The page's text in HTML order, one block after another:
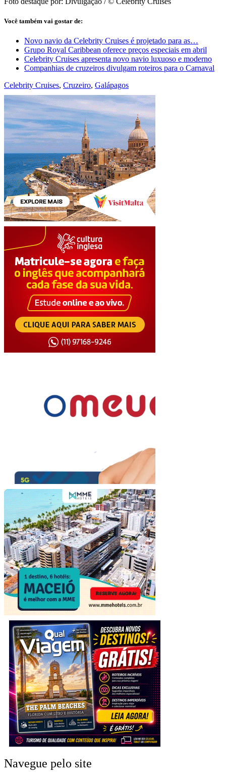
Você também vai gostar de:
Novo navio da Celebrity Cruises é projetado para as…
Grupo Royal Caribbean oferece preços especiais em abril
Celebrity Cruises apresenta novo navio luxuoso e moderno
Companhias de cruzeiros divulgam roteiros para o Carnaval
Celebrity Cruises, Cruzeiro, Galápagos
Navegue pelo site